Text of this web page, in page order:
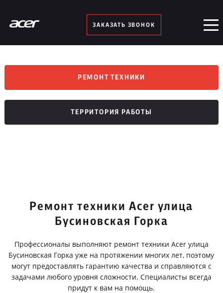
ЗАКАЗАТЬ ЗВОНОК
РЕМОНТ ТЕХНИКИ
ТЕРРИТОРИЯ РАБОТЫ
Ремонт техники Acer улица
Бусиновская Горка
Профессионалы выполняют ремонт техники Acer улица
Бусиновская Горка уже на протяжении многих лет, поэтому
могут предоставлять гарантию качества и справляются с
задачами любого уровня сложности. Специалисты всегда
придут к вам на помощь.